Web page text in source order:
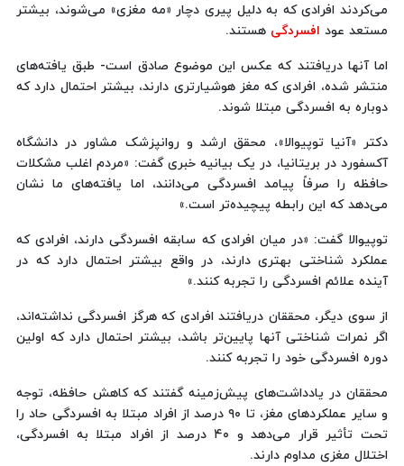
می‌کردند افرادی که به دلیل پیری دچار «مه مغزی» می‌شوند، بیشتر
مستعد عود افسردگی هستند.
اما آنها دریافتند که عکس این موضوع صادق است- طبق یافته‌های
منتشر شده، افرادی که مغز هوشیارتری دارند، بیشتر احتمال دارد که
دوباره به افسردگی مبتلا شوند.
دکتر «آنیا توپیوالا»، محقق ارشد و روانپزشک مشاور در دانشگاه
آکسفورد در بریتانیا، در یک بیانیه خبری گفت: «مردم اغلب مشکلات
حافظه را صرفاً پیامد افسردگی می‌دانند، اما یافته‌های ما نشان
می‌دهد که این رابطه پیچیده‌تر است.»
توپیوالا گفت: «در میان افرادی که سابقه افسردگی دارند، افرادی که
عملکرد شناختی بهتری دارند، در واقع بیشتر احتمال دارد که در
آینده علائم افسردگی را تجربه کنند.»
از سوی دیگر، محققان دریافتند افرادی که هرگز افسردگی نداشته‌اند،
اگر نمرات شناختی آنها پایین‌تر باشد، بیشتر احتمال دارد که اولین
دوره افسردگی خود را تجربه کنند.
محققان در یادداشت‌های پیش‌زمینه گفتند که کاهش حافظه، توجه
و سایر عملکردهای مغز، تا ۹۰ درصد از افراد مبتلا به افسردگی حاد را
تحت تأثیر قرار می‌دهد و ۴۰ درصد از افراد مبتلا به افسردگی،
اختلال مغزی مداوم دارند.